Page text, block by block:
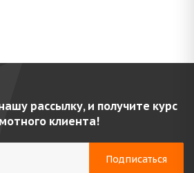
рассылку, и получите курс
клиента!